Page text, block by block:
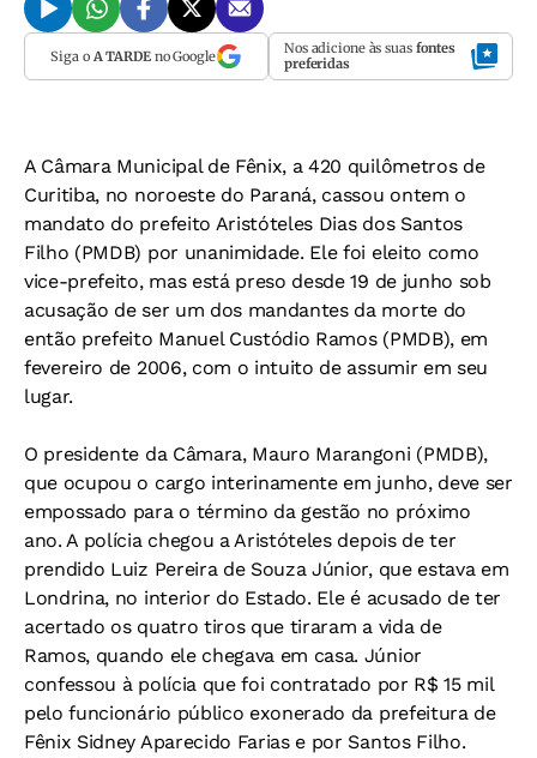
Siga o A TARDEno Google Nos adicione às suas fontes
preferidas
A Câmara Municipal de Fênix, a 420 quilômetros de
Curitiba, no noroeste do Paraná, cassou ontem o
mandato do prefeito Aristóteles Dias dos Santos
Filho (PMDB) por unanimidade. Ele foi eleito como
vice-prefeito, mas está preso desde 19 de junho sob
acusação de ser um dos mandantes da morte do
então prefeito Manuel Custódio Ramos (PMDB), em
fevereiro de 2006, com o intuito de assumir em seu
lugar.
O presidente da Câmara, Mauro Marangoni (PMDB),
que ocupou o cargo interinamente em junho, deve ser
empossado para o término da gestão no próximo
ano. A polícia chegou a Aristóteles depois de ter
prendido Luiz Pereira de Souza Júnior, que estava em
Londrina, no interior do Estado. Ele é acusado de ter
acertado os quatro tiros que tiraram a vida de
Ramos, quando ele chegava em casa. Júnior
confessou à polícia que foi contratado por R$ 15 mil
pelo funcionário público exonerado da prefeitura de
Fênix Sidney Aparecido Farias e por Santos Filho.